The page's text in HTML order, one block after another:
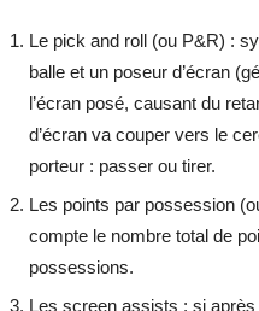
Le pick and roll (ou P&R) :
balle et un poseur d’écran
l’écran posé, causant du
d’écran va couper vers le
porteur : passer ou tirer.
Les points par possession
compte le nombre total de
possessions.
Les screen assists : si